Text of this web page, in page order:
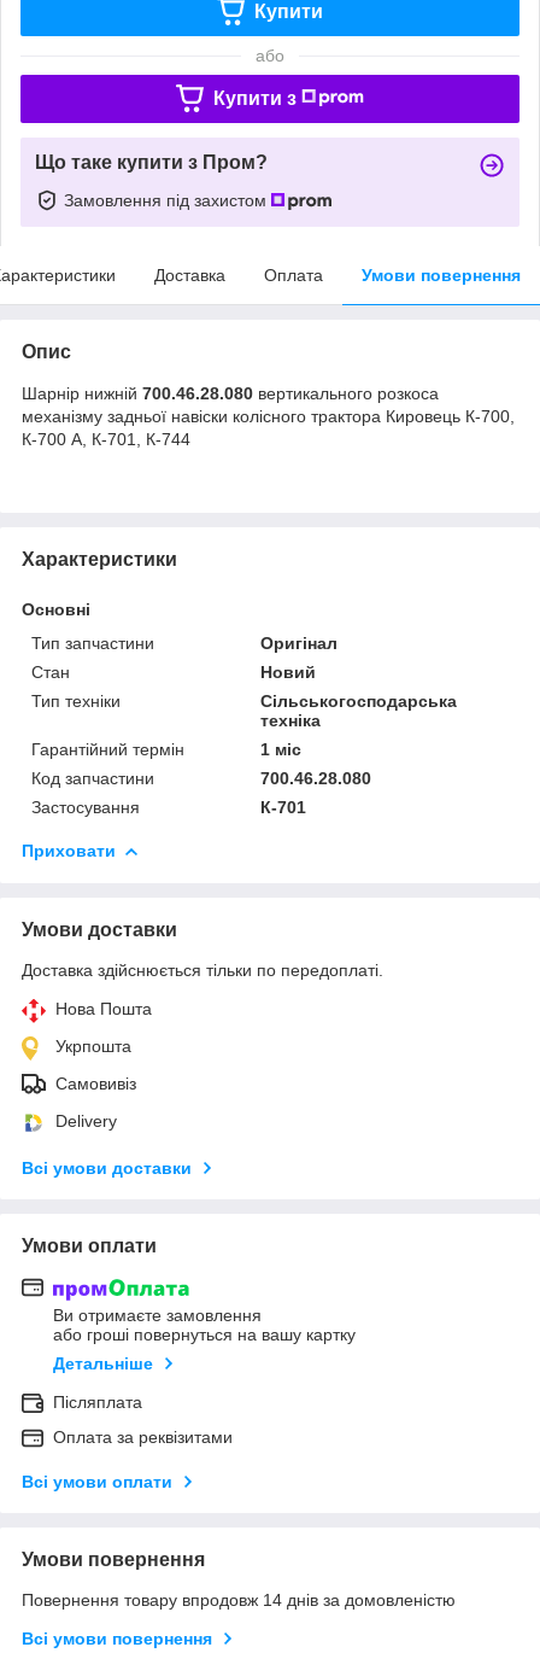
Купити
або
Купити з
Що таке купити з Пром?
Замовлення під захистом
Доставка Оплата Умови повернення
Опис
Шарнір нижній 700.46.28.080 вертикального розкоса
механізму задньої навіски колісного трактора Кировець К-700,
К-700 А, К-701, К-744
Характеристики
Основні
Тип запчастини
Оригінал
Стан
Новий
Тип техніки
Сільськогосподарська
техніка
Гарантійний термін
1 міс
Код запчастини
700.46.28.080
Застосування
К-701
Приховати
Умови доставки
Доставка здійснюється тільки по передоплаті.
Нова Пошта
Укрпошта
Самовивіз
Delivery
Всі умови доставки
Умови оплати
Ви отримаєте замовлення
або гроші повернуться на вашу картку
Детальніше
Післяплата
Оплата за реквізитами
Всі умови оплати
Умови повернення
Повернення товару впродовж 14 днів за домовленістю
Всі умови повернення